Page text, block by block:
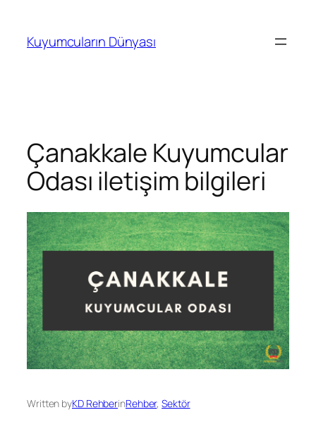
Kuyumcuların Dünyası
Çanakkale Kuyumcular
Odası iletişim bilgileri
Written byKD RehberinRehber, Sektör